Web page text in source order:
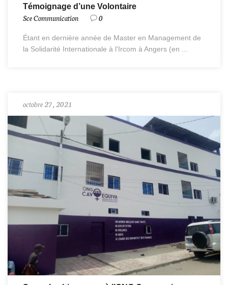
Témoignage d’une Volontaire
Sce Communication 0
Étant en dernière année de Master en Management de
la Solidarité Internationale à l'Ircom à Angers (en ...
octobre 27, 2021